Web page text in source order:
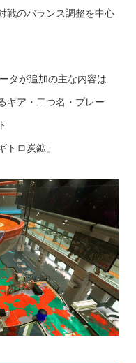
戦のバランス調整を中心
タが追加の主な内容は
ギア・二つ名・プレー
トロ炭鉱」